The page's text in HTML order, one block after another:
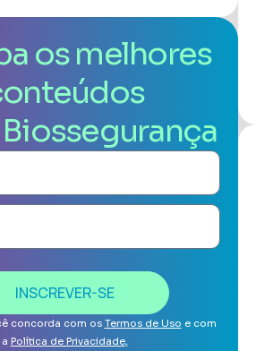
os melhores
INSCREVER-SE
concorda com os Termos de Uso e com
a Política de Privacidade,